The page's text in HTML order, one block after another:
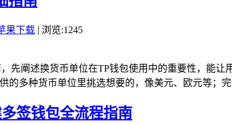
果下载 | 浏览:1245
先阐述换货币单位在TP钱包使用中的重要性，能
的多种货币单位里挑选想要的，像美元、欧元等；
签钱包全流程指南